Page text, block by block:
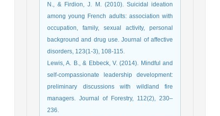
N., & Firdion, J. M. (2010). Suicidal ideation
among young French adults: association with
occupation, family, sexual activity, personal
background and drug use. Journal of affective
disorders, 123(1-3), 108-115.
Lewis, A. B., & Ebbeck, V. (2014). Mindful and
self-compassionate leadership development:
preliminary discussions with wildland fire
managers. Journal of Forestry, 112(2), 230–
236.